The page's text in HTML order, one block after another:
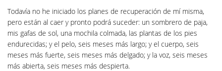
Todavía no he iniciado los planes de recuperación de mí misma,
pero están al caer y pronto podrá suceder: un sombrero de paja,
mis gafas de sol, una mochila colmada, las plantas de los pies
endurecidas; y el pelo, seis meses más largo; y el cuerpo, seis
meses más fuerte, seis meses más delgado; y la voz, seis meses
más abierta, seis meses más despierta.